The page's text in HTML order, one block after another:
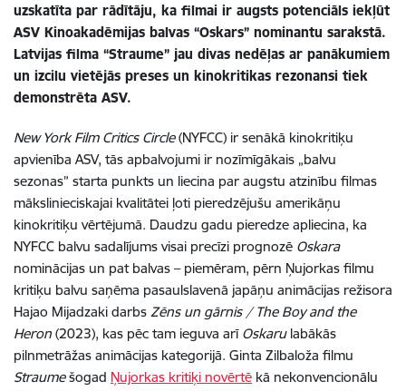
uzskatīta par rādītāju, ka filmai ir augsts potenciāls iekļūt
ASV Kinoakadēmijas balvas “Oskars” nominantu sarakstā.
Latvijas filma “Straume” jau divas nedēļas ar panākumiem
un izcilu vietējās preses un kinokritikas rezonansi tiek
demonstrēta ASV.
New York Film Critics Circle(NYFCC) ir senākā kinokritiķu
apvienība ASV, tās apbalvojumi ir nozīmīgākais „balvu
sezonas” starta punkts un liecina par augstu atzinību filmas
mākslinieciskajai kvalitātei ļoti pieredzējušu amerikāņu
kinokritiķu vērtējumā. Daudzu gadu pieredze apliecina, ka
NYFCC balvu sadalījums visai precīzi prognozē Oskara
nominācijas un pat balvas – piemēram, pērn Ņujorkas filmu
kritiķu balvu saņēma pasaulslavenā japāņu animācijas režisora
Hajao Mijadzaki darbs Zēns un gārnis / The Boy and the
Heron (2023), kas pēc tam ieguva arī Oskarulabākās
pilnmetrāžas animācijas kategorijā. Ginta Zilbaloža filmu
Straumešogad Ņujorkas kritiķi novērtē kā nekonvencionālu